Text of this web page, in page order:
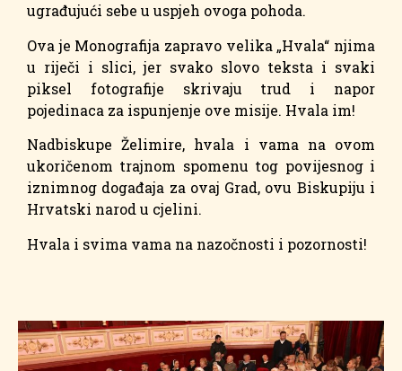
ugrađujući sebe u uspjeh ovoga pohoda.
Ova je Monografija zapravo velika „Hvala“ njima
u riječi i slici, jer svako slovo teksta i svaki
piksel fotografije skrivaju trud i napor
pojedinaca za ispunjenje ove misije. Hvala im!
Nadbiskupe Želimire, hvala i vama na ovom
ukoričenom trajnom spomenu tog povijesnog i
iznimnog događaja za ovaj Grad, ovu Biskupiju i
Hrvatski narod u cjelini.
Hvala i svima vama na nazočnosti i pozornosti!